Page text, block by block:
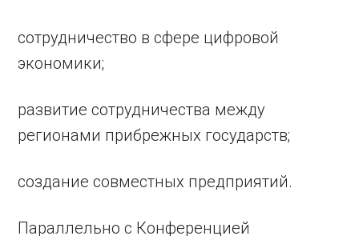
сотрудничество в сфере цифровой
экономики;
развитие сотрудничества между
регионами прибрежных государств;
создание совместных предприятий.
Параллельно с Конференцией